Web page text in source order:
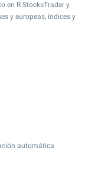
en R StocksTrader y
y europeas, índices y
automática